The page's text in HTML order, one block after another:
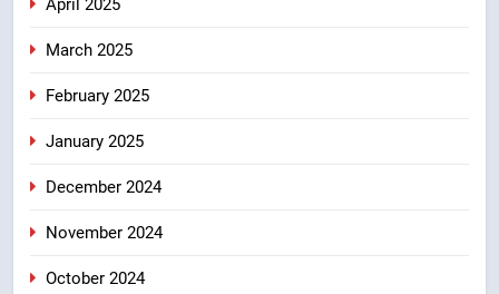
April 2025
March 2025
February 2025
January 2025
December 2024
November 2024
October 2024